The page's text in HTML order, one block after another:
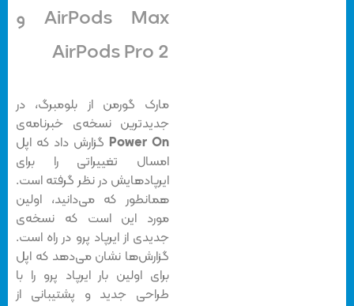
AirPods Max و
AirPods Pro 2
مارک گورمن از بلومبرگ، در
جدیدترین نسخه‌ی خبرنامه‌ی
Power Onگزارش داد که اپل
امسال تغییراتی را برای
ایرپادهایش در نظر گرفته است.
همانطور که می‌دانید، اولین
مورد این است که نسخه‌ی
جدیدی از ایرپاد پرو در راه است.
گزارش‌‌ها نشان می‌دهد که اپل
برای اولین بار ایرپاد پرو را با
طراحی جدید و پشتیبانی از